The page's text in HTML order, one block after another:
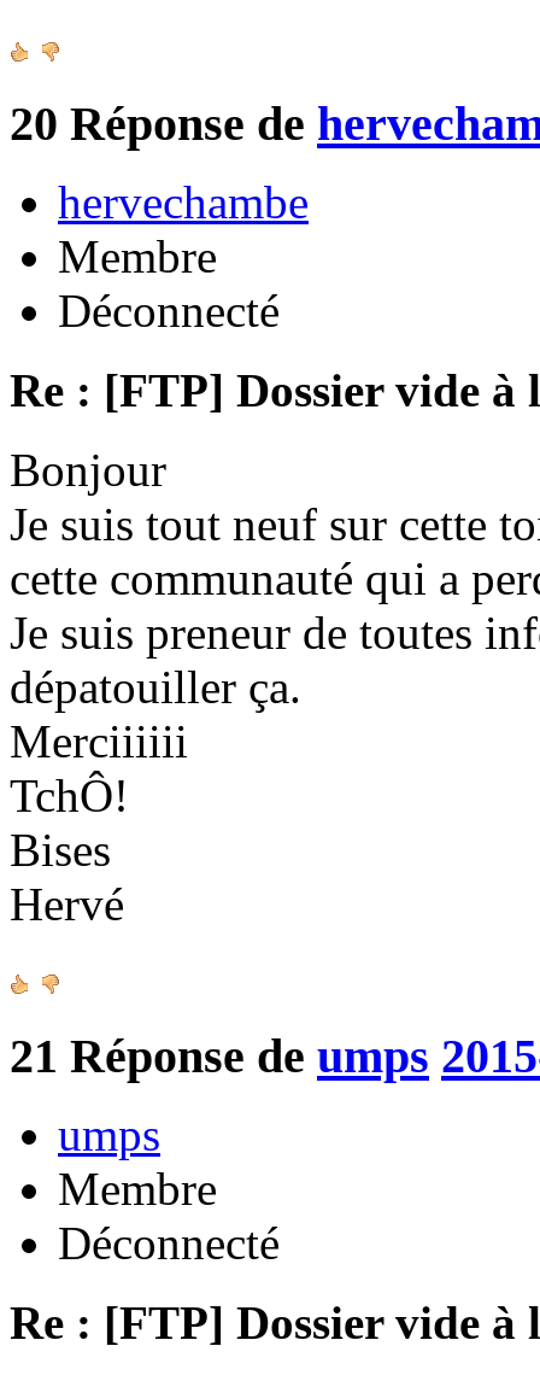
20 Réponse de
hervechambe
Membre
Déconnecté
Re : [FTP] Dossier vide à
Bonjour
Je suis tout neuf sur cette
cette communauté qui a
Je suis preneur de toutes
dépatouiller ça.
Merciiiiii
TchÔ!
Bises
Hervé
21 Réponse de umps
umps
Membre
Déconnecté
Re : [FTP] Dossier vide à